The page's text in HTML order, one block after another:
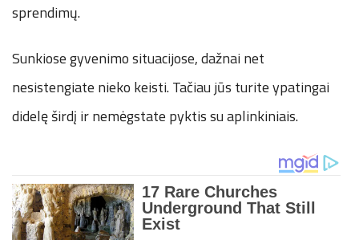
sprendimų.
Sunkiose gyvenimo situacijose, dažnai net
nesistengiate nieko keisti. Tačiau jūs turite ypatingai
didelę širdį ir nemėgstate pyktis su aplinkiniais.